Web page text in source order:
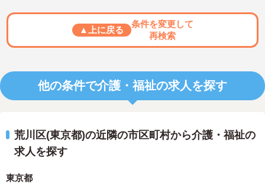
▲上に戻る
条件を変更して
再検索
他の条件で介護・福祉の求人を探す
荒川区(東京都)の近隣の市区町村から介護・福祉の
求人を探す
東京都